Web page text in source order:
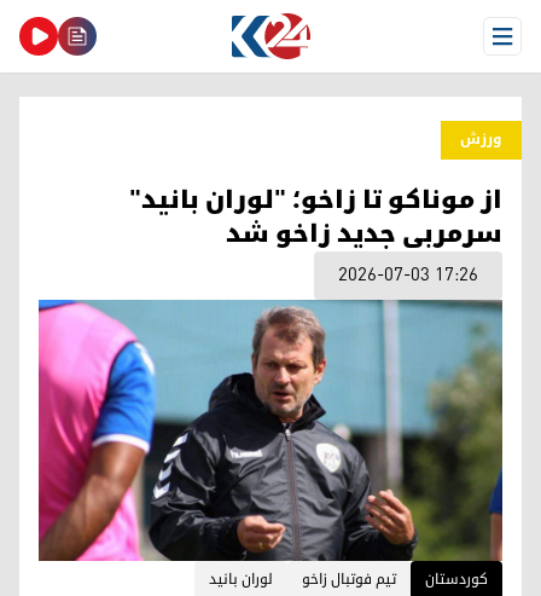
Open Menu
ورزش
از موناکو تا زاخو؛ "لوران بانید"
سرمربی جدید زاخو شد
2026-07-03 17:26
کوردستان تیم فوتبال زاخو لوران بانید